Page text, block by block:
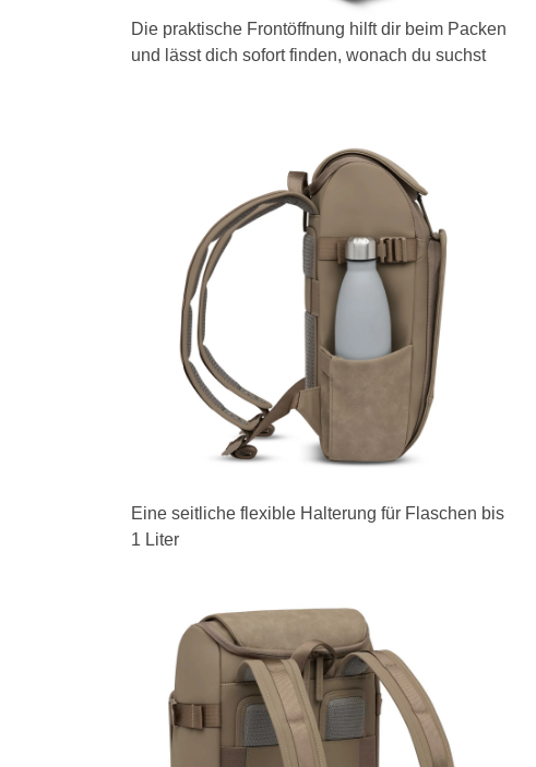
Die praktische Frontöffnung hilft dir beim Packen
und lässt dich sofort finden, wonach du suchst
Eine seitliche flexible Halterung für Flaschen bis
1 Liter